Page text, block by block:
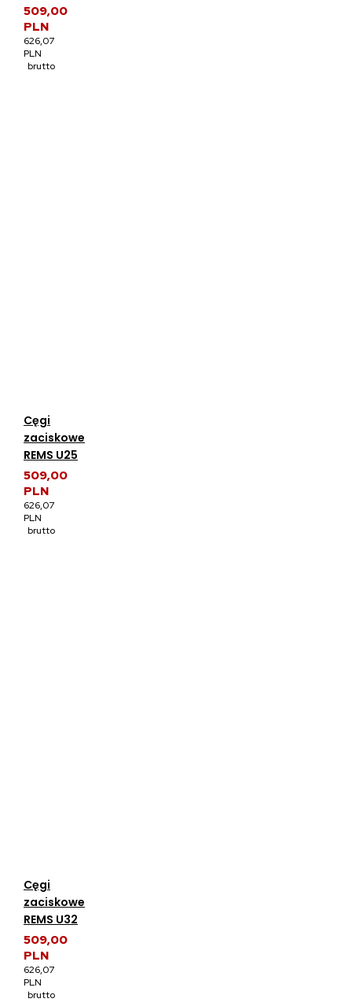
509,00
PLN
626,07
PLN
Cęgi
zaciskowe
REMS U25
509,00
PLN
626,07
PLN
Cęgi
zaciskowe
REMS U32
509,00
PLN
626,07
PLN